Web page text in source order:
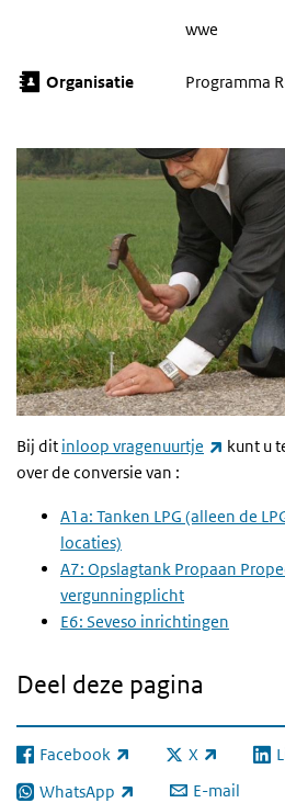
Bij dit inloop vragenuurtje
kunt u
over de conversie van :
A1a: Tanken LPG (alleen de
locaties)
A7: Opslagtank Propaan
vergunningplicht
E6: Seveso inrichtingen
wwe
Organisatie Programma
Deel deze pagina
Facebook
(externe link) X
(externe link)
WhatsApp
E-mail